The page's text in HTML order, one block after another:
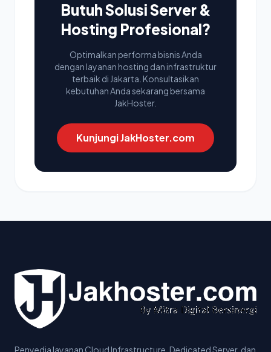
Butuh Solusi Server &
Hosting Profesional?
Optimalkan performa bisnis Anda
dengan layanan hosting dan infrastruktur
terbaik di Jakarta. Konsultasikan
kebutuhan Anda sekarang bersama
JakHoster.
Kunjungi JakHoster.com
Penyedia layanan Cloud Infrastructure, Dedicated Server, dan